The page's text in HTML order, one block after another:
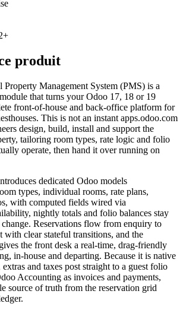
produit
Management System (PMS) is a
that turns your Odoo 17, 18 or 19
front-of-house and back-office platform for
This is not an instant apps.odoo.com
design, build, install and support the
tailoring room types, rate logic and folio
operate, then hand it over running on
dedicated Odoo models
types, individual rooms, rate plans,
with computed fields wired via
nightly totals and folio balances stay
change. Reservations flow from enquiry to
with clear stateful transitions, and the
the front desk a real-time, drag-friendly
in-house and departing. Because it is native
and taxes post straight to a guest folio
Accounting as invoices and payments,
source of truth from the reservation grid